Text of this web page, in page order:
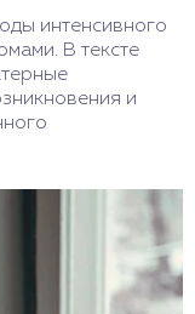
интенсивного
В тексте
и